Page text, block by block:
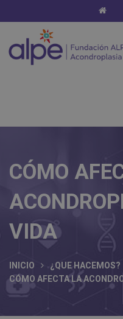
CÓMO
VIDA
INICIO ¿QUE HACEMOS?
CÓMO AFECTA LA